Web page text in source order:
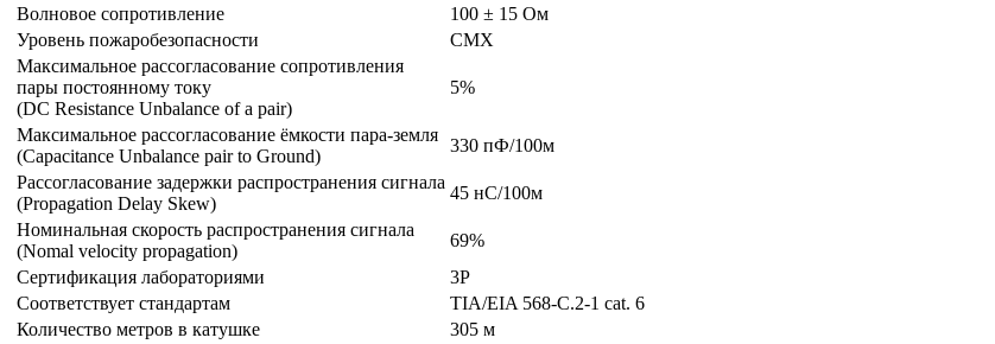
Волновое сопротивление
100 ± 15 Ом
Уровень пожаробезопасности
CMX
Максимальное рассогласование cопротивления
пары постоянному току
(DC Resistance Unbalance of a pair)
5%
Максимальное рассогласование ёмкости пара-земля
(Capacitance Unbalance pair to Ground)
330 пФ/100м
Рассогласование задержки распространения сигнала
(Propagation Delay Skew)
45 нС/100м
Номинальная скорость распространения сигнала
(Nomal velocity propagation)
69%
Сертификация лабораториями
3P
Соответствует стандартам
TIA/EIA 568-C.2-1 cat. 6
Количество метров в катушке
305 м